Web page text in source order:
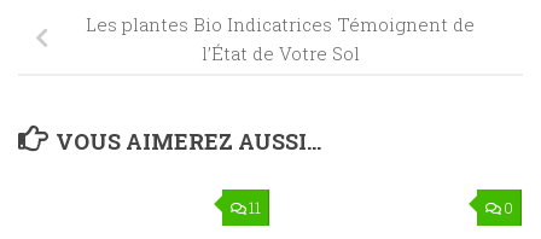
Les plantes Bio Indicatrices Témoignent de
l’État de Votre Sol
VOUS AIMEREZ AUSSI...
11 0